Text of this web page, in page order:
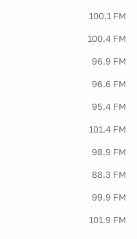
100.1 FM
100.4 FM
96.9 FM
96.6 FM
95.4 FM
101.4 FM
98.9 FM
88.3 FM
99.9 FM
101.9 FM